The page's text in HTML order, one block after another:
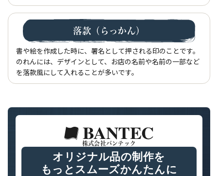
落款（らっかん）
書や絵を作成した時に、署名として押される印のことです。
のれんには、デザインとして、お店の名前や名前の一部など
を落款風にして入れることが多いです。
株式会社バンテック
オリジナル品の制作を
もっとスムーズかんたんに